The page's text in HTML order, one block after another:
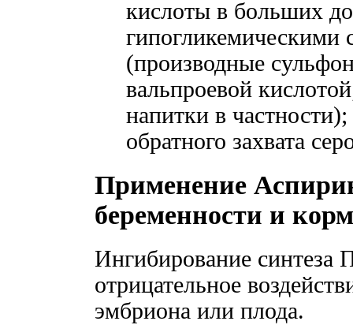
кислоты в больших
гипогликемическими
(производные
вальпроевой
напитки в
обратного захвата
Применение
беременности и
Ингибирование синтеза
отрицательное
эмбриона или плода.